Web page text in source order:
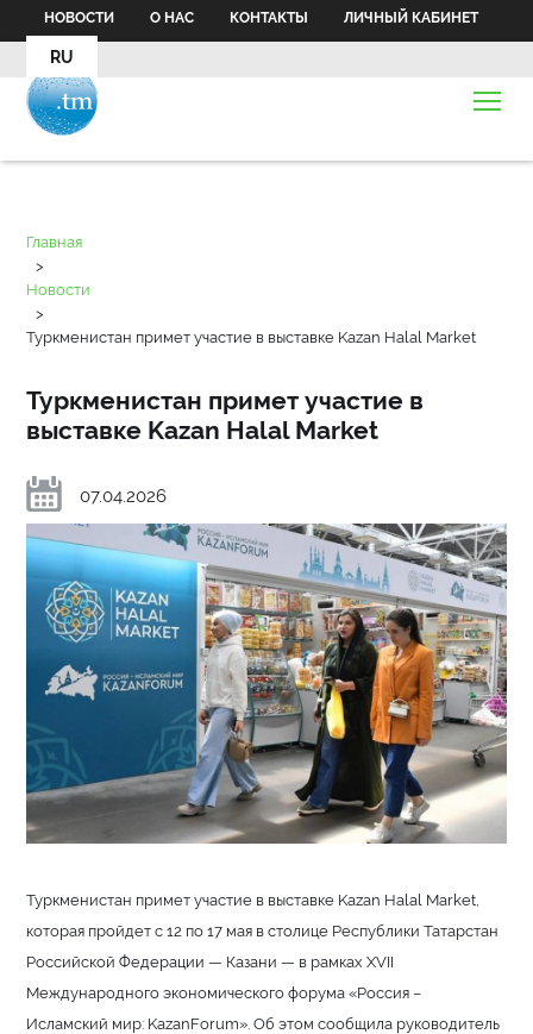
НОВОСТИ О НАС КОНТАКТЫ ЛИЧНЫЙ КАБИНЕТ
RU
Главная
>
Новости
>
Туркменистан примет участие в выставке Kazan Halal Market
Туркменистан примет участие в
выставке Kazan Halal Market
07.04.2026
Туркменистан примет участие в выставке Kazan Halal Market,
которая пройдет с 12 по 17 мая в столице Республики Татарстан
Российской Федерации — Казани — в рамках XVII
Международного экономического форума «Россия –
Исламский мир: KazanForum». Об этом сообщила руководитель